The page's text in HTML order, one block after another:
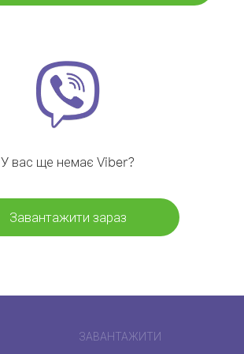
У вас ще немає Viber?
Завантажити зараз
ЗАВАНТАЖИТИ